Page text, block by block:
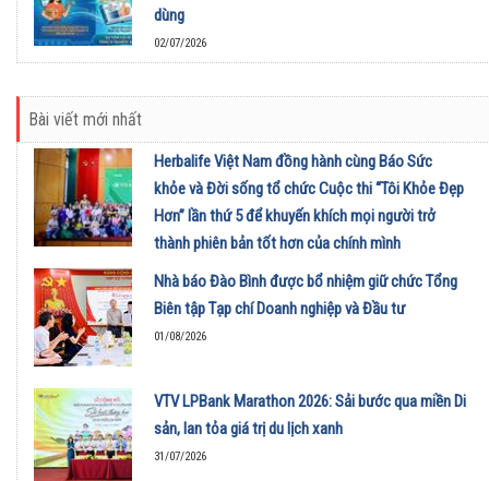
dùng
02/07/2026
Bài viết mới nhất
Herbalife Việt Nam đồng hành cùng Báo Sức
khỏe và Đời sống tổ chức Cuộc thi “Tôi Khỏe Đẹp
Hơn” lần thứ 5 để khuyến khích mọi người trở
thành phiên bản tốt hơn của chính mình
01/08/2026
Nhà báo Đào Bình được bổ nhiệm giữ chức Tổng
Biên tập Tạp chí Doanh nghiệp và Đầu tư
01/08/2026
VTV LPBank Marathon 2026: Sải bước qua miền Di
sản, lan tỏa giá trị du lịch xanh
31/07/2026